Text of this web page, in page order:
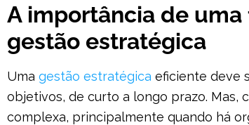
A importância de
gestão estratégica
Uma gestão estratégica eficiente deve
objetivos, de curto a longo prazo. Mas,
complexa, principalmente quando há